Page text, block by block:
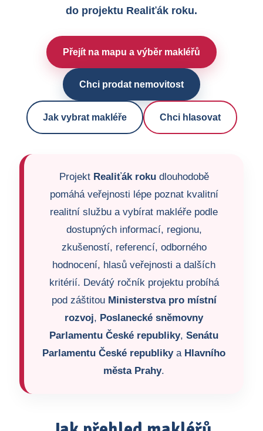
do projektu Realiťák roku.
Přejít na mapu a výběr makléřů
Chci prodat nemovitost
Jak vybrat makléře Chci hlasovat
Projekt Realiťák rokudlouhodobě
pomáhá veřejnosti lépe poznat kvalitní
realitní službu a vybírat makléře podle
dostupných informací, regionu,
zkušeností, referencí, odborného
hodnocení, hlasů veřejnosti a dalších
kritérií. Devátý ročník projektu probíhá
pod záštitou Ministerstva pro místní
rozvoj, Poslanecké sněmovny
Parlamentu České republiky, Senátu
Parlamentu České republikya Hlavního
města Prahy.